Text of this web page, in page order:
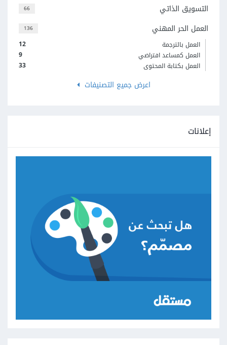
66 التسويق الذاتي
136 العمل الحر المهني
12
العمل بالترجمة
9
العمل كمساعد افتراضي
33
العمل بكتابة المحتوى
اعرض جميع التصنيفات
إعلانات